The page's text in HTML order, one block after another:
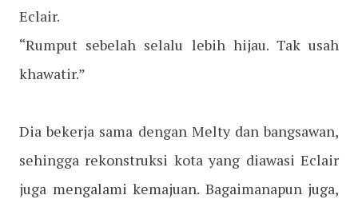
Eclair.
“Rumput sebelah selalu lebih hijau. Tak usah
khawatir.”
Dia bekerja sama dengan Melty dan bangsawan,
sehingga rekonstruksi kota yang diawasi Eclair
juga mengalami kemajuan. Bagaimanapun juga,